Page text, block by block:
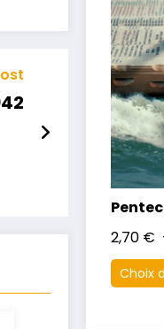
2,70 €
Choix